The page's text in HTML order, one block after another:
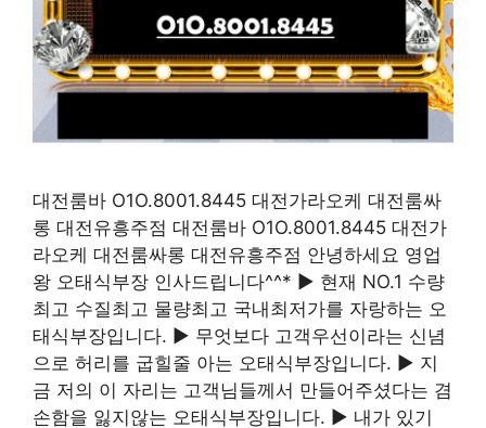
대전룸바 O1O.8001.8445 대전가라오케 대전룸싸
롱 대전유흥주점 대전룸바 O1O.8001.8445 대전가
라오케 대전룸싸롱 대전유흥주점 안녕하세요 영업
왕 오태식부장 인사드립니다^^* ▶ 현재 NO.1 수량
최고 수질최고 물량최고 국내최저가를 자랑하는 오
태식부장입니다. ▶ 무엇보다 고객우선이라는 신념
으로 허리를 굽힐줄 아는 오태식부장입니다. ▶ 지
금 저의 이 자리는 고객님들께서 만들어주셨다는 겸
손함을 잃지않는 오태식부장입니다. ▶ 내가 있기